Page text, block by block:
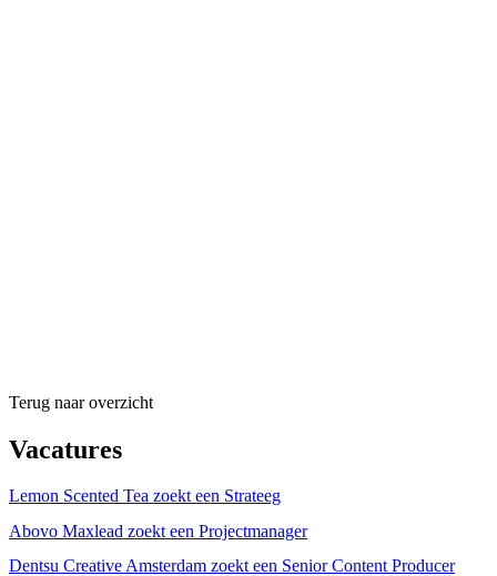
Terug naar overzicht
Vacatures
Lemon Scented Tea zoekt een Strateeg
Abovo Maxlead zoekt een Projectmanager
Dentsu Creative Amsterdam zoekt een Senior Content Producer